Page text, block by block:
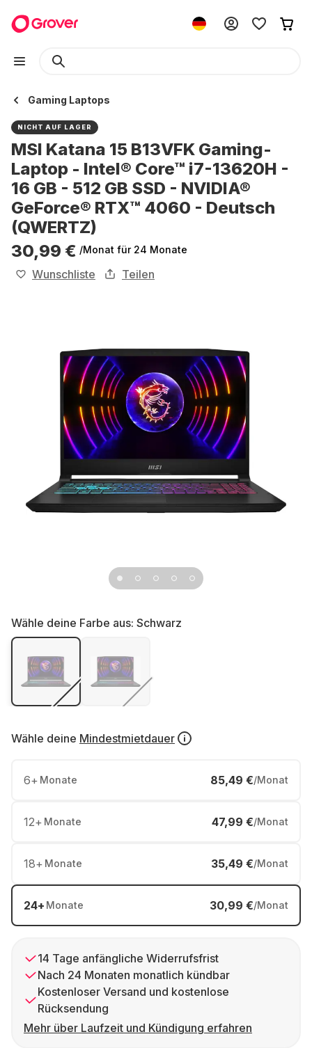
Gaming Laptops
NICHT AUF LAGER
MSI Katana 15 B13VFK Gaming-
Laptop - Intel® Core™ i7-13620H -
16 GB - 512 GB SSD - NVIDIA®
GeForce® RTX™ 4060 - Deutsch
(QWERTZ)
30,99 € /Monat für 24 Monate
Wunschliste Teilen
Wähle deine Farbe aus: Schwarz
Wähle deine Mindestmietdauer
6+ Monate 85,49 €/Monat
12+ Monate 47,99 €/Monat
18+ Monate 35,49 €/Monat
24+ Monate 30,99 €/Monat
14 Tage anfängliche Widerrufsfrist
Nach 24 Monaten monatlich kündbar
Kostenloser Versand und kostenlose
Rücksendung
Mehr über Laufzeit und Kündigung erfahren